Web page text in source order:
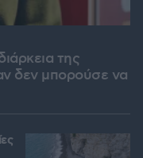
της
δεν μπορούσε να